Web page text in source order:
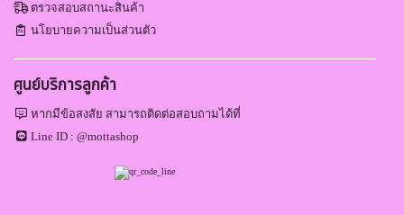
ตรวจสอบสถานะสินค้า
นโยบายความเป็นส่วนตัว
ศูนย์บริการลูกค้า
หากมีข้อสงสัย สามารถติดต่อสอบถามได้ที่
Line ID :@mottashop